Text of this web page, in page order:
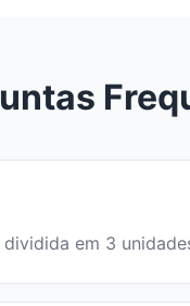
dividida em 3